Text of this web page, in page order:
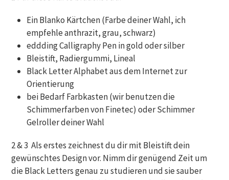
Ein Blanko Kärtchen (Farbe deiner Wahl, ich
empfehle anthrazit, grau, schwarz)
eddding Calligraphy Pen in gold oder silber
Bleistift, Radiergummi, Lineal
Black Letter Alphabet aus dem Internet zur
Orientierung
bei Bedarf Farbkasten (wir benutzen die
Schimmerfarben von Finetec) oder Schimmer
Gelroller deiner Wahl
2 & 3 Als erstes zeichnest du dir mit Bleistift dein
gewünschtes Design vor. Nimm dir genügend Zeit um
die Black Letters genau zu studieren und sie sauber